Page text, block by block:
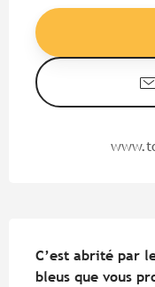
C’est abrité par
bleus que vous